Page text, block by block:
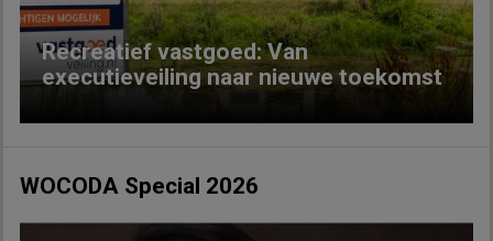
Recreatief vastgoed: Van
executieveiling naar nieuwe toekomst
WOCODA Special 2026